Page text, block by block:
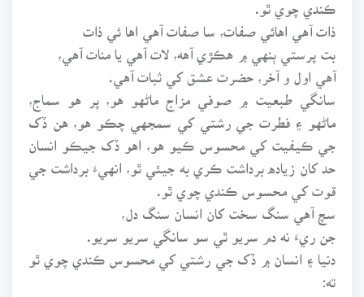
ذات آهي اهائي صفات، سا صفات آهي اها ئي ذات
بت پرستي ٻنهي ۾ هڪڙي آهه، لات آهي يا منات آهي،
آهي اول و آخر، حضرت عشق کي ثبات آهي.
سانگي طبعيت ۾ صوفي مزاج ماڻهو هو، پر هو سماج،
ماڻهو ۽ فطرت جي رشتي کي سمجهي چڪو هو، هن ڏک
جي ڪيفيت کي محسوس ڪيو هو، اهو ڏک جيڪو انسان
حد کان زياده برداشت ڪري به جيئي ٿو، انهيءَ برداشت جي
قوت کي محسوس ڪندي چوي ٿو.
سچ آهي سنگ سخت کان انسان سنگ دل،
جن ريءَ نه دم سريو ٿي سو سانگي سريو سريو.
دنيا ۽ انسان ۾ ڏک جي رشتي کي محسوس ڪندي چوي ٿو